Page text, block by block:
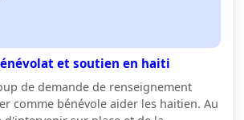
et soutien en haiti
de demande de renseignement
comme bénévole aider les haitien. Au